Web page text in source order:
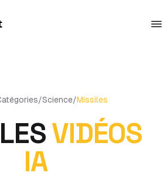
/Science/Missiles
VIDÉOS
IA